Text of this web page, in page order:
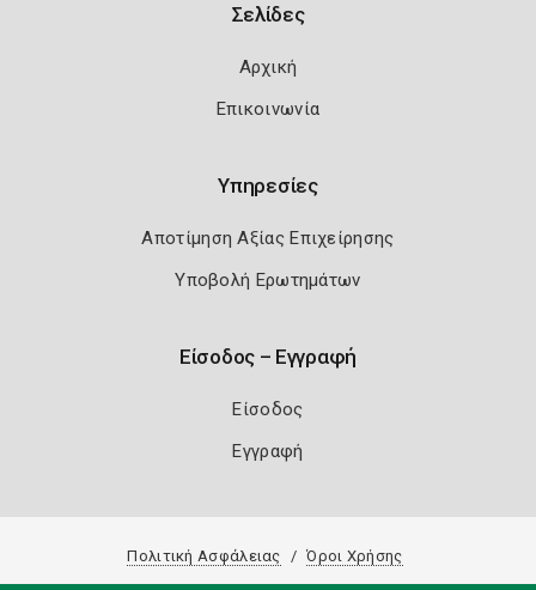
Σελίδες
Αρχική
Επικοινωνία
Υπηρεσίες
Αποτίμηση Αξίας Επιχείρησης
Υποβολή Ερωτημάτων
Είσοδος – Εγγραφή
Είσοδος
Εγγραφή
Πολιτική Ασφάλειας Όροι Χρήσης